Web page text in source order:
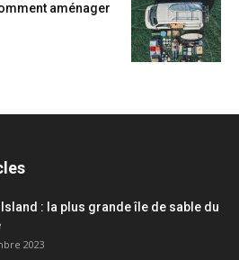
aménager
: la plus grande île de sable du
2023